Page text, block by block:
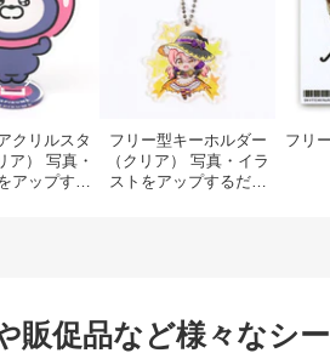
クリルスタ
ア） 写真・
アップする
フリー型キーホルダー
（クリア） 写真・イラ
ストをアップするだけ
フリ
販促品など様々なシ